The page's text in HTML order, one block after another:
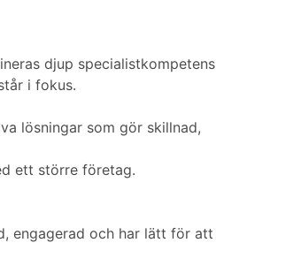
djup specialistkompetens
i fokus.
lösningar som gör skillnad,
ett större företag.
engagerad och har lätt för att